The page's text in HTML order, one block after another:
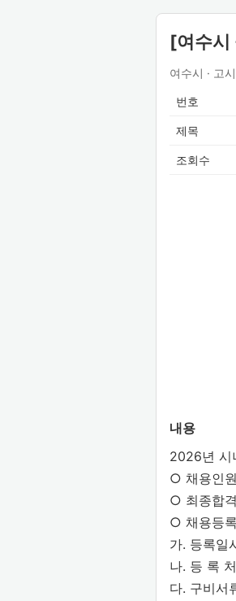
[여수시
여수시 · 고시
번호
제목
조회수
내용
2026년 시
○ 채용인
○ 최종합
○ 채용등록
가. 등록일
나. 등 록
다. 구비서